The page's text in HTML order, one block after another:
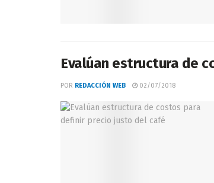
Evalúan estructura de
POR REDACCIÓN WEB 02/07/2018